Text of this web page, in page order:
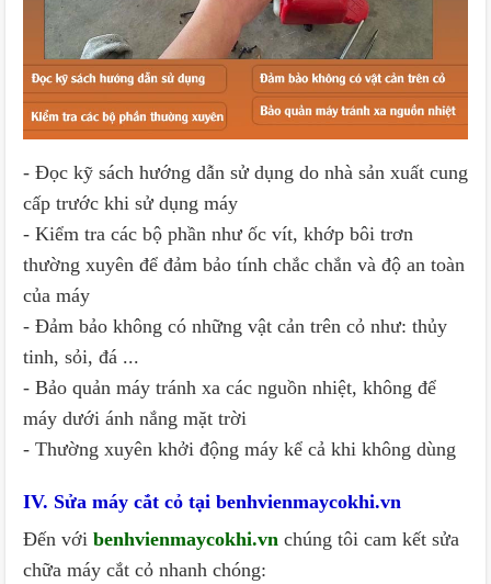
- Đọc kỹ sách hướng dẫn sử dụng do nhà sản xuất cung
cấp trước khi sử dụng máy
- Kiểm tra các bộ phần như ốc vít, khớp bôi trơn
thường xuyên để đảm bảo tính chắc chắn và độ an toàn
của máy
- Đảm bảo không có những vật cản trên cỏ như: thủy
tinh, sỏi, đá ...
- Bảo quản máy tránh xa các nguồn nhiệt, không để
máy dưới ánh nắng mặt trời
- Thường xuyên khởi động máy kể cả khi không dùng
IV. Sửa máy cắt cỏ tại benhvienmaycokhi.vn
Đến với benhvienmaycokhi.vn chúng tôi cam kết sửa
chữa máy cắt cỏ nhanh chóng: